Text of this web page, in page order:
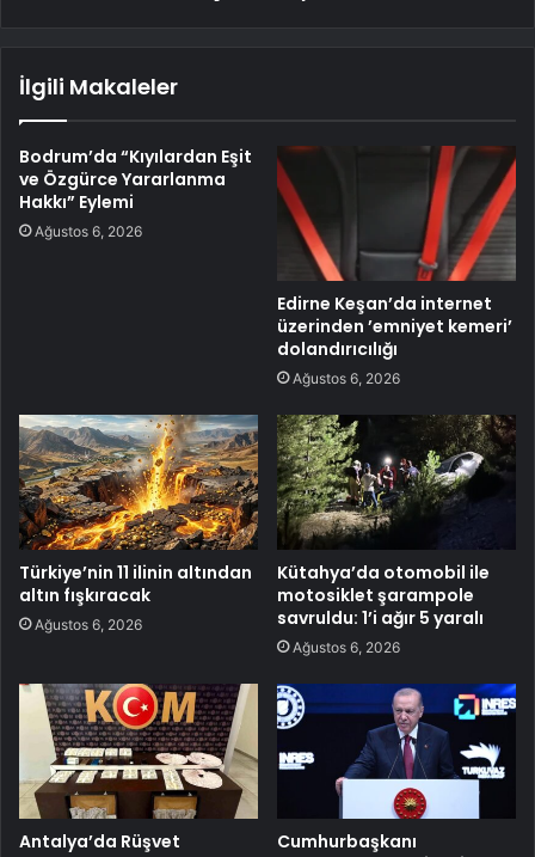
İlgili Makaleler
Bodrum’da “Kıyılardan Eşit
ve Özgürce Yararlanma
Hakkı” Eylemi
Ağustos 6, 2026
Edirne Keşan’da internet
üzerinden ’emniyet kemeri’
dolandırıcılığı
Ağustos 6, 2026
Türkiye’nin 11 ilinin altından
altın fışkıracak
Ağustos 6, 2026
Kütahya’da otomobil ile
motosiklet şarampole
savruldu: 1’i ağır 5 yaralı
Ağustos 6, 2026
Antalya’da Rüşvet
Cumhurbaşkanı